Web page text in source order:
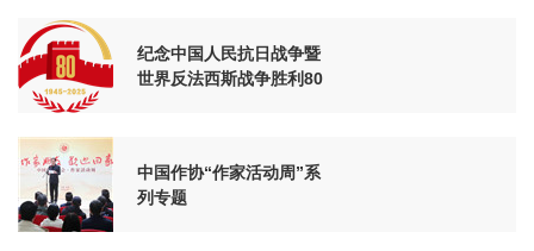
纪念中国人民抗日战争暨
世界反法西斯战争胜利80
中国作协“作家活动周”系
列专题